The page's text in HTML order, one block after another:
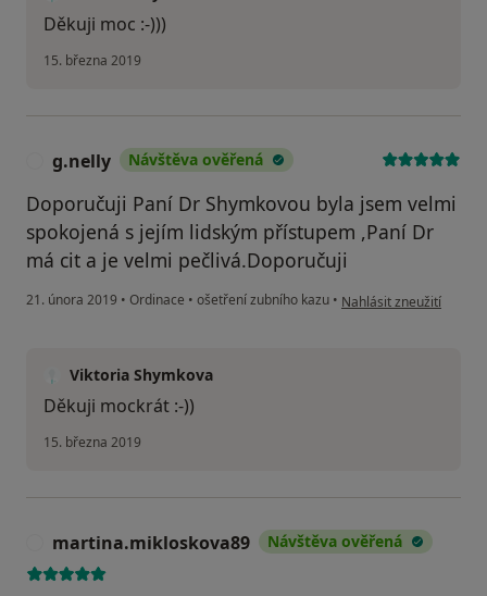
Děkuji moc :-)))
15. března 2019
g.nelly Návštěva ověřená
Doporučuji Paní Dr Shymkovou byla jsem velmi
spokojená s jejím lidským přístupem ,Paní Dr
má cit a je velmi pečlivá.Doporučuji
21. února 2019 • Ordinace • ošetření zubního kazu • podle názoru uživatele
Nahlásit zneužití
Viktoria Shymkova
Děkuji mockrát :-))
15. března 2019
martina.mikloskova89 Návštěva ověřená